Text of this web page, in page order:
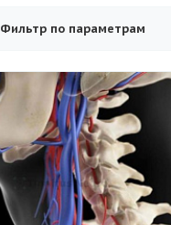
Фильтр по параметрам